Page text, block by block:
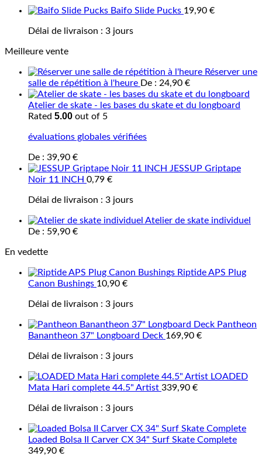
Baifo Slide Pucks 19,90 €
Délai de livraison : 3 jours
Meilleure vente
Réserver une
salle de répétition à l'heure De : 24,90 €
Atelier de skate - les bases du skate et du longboard
Rated 5.00 out of 5
évaluations globales vérifiées
De : 39,90 €
JESSUP Griptape
Noir 11 INCH 0,79 €
Délai de livraison : 3 jours
Atelier de skate individuel
De : 59,90 €
En vedette
Riptide APS Plug
Canon Bushings 10,90 €
Délai de livraison : 3 jours
Pantheon
Banantheon 37" Longboard Deck 169,90 €
Délai de livraison : 3 jours
LOADED
Mata Hari complete 44.5" Artist 339,90 €
Délai de livraison : 3 jours
Loaded Bolsa II Carver CX 34" Surf Skate Complete
349,90 €